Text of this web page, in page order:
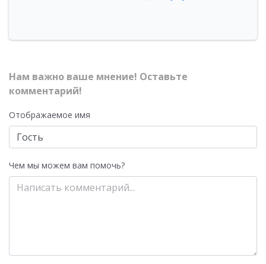
Нам важно ваше мнение! Оставьте
комментарий!
Отображаемое имя
Чем мы можем вам помочь?